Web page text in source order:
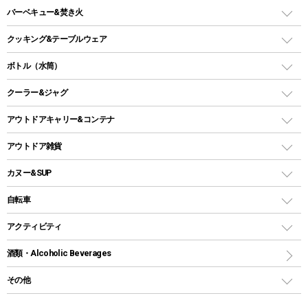
タープ
スクエアタープ（レクタタープ）
メッシュタープ
自立式タープ
パラソル
テントアクセサリー
ペグ
グランドシート
ガイドロープ
ツール
ガスランタン
オイルランタン
LEDライト
ヘッドライト
キャンドル
ガスバーナー
ガス缶
ガストーチ、ライター
バーベキュー&焚き火
バーベキューコンロ、グリル
焚き火台タイプ（ロースタイル）グリル
卓上タイプグリル
パーティータイプグリル
鉄板、アミ
焚き火台&ストーブ
火起こし
バーベキューツール
クッキング&テーブルウェア
ダッチオーブン
ホットサンドメーカー
クッカーセット
シェラカップ
クッキングツール
ナイフ
カトラリー
ボトル（水筒）
ステンレスボトル
コップ付きタイプ
ワンタッチタイプ
プラスチックボトル
ディズニーボトル
クーラー&ジャグ
クーラーボックス
クーラーバッグ
ウォータージャグ
保冷剤
アウトドアキャリー&コンテナ
アウトドアキャリー
アウトドア雑貨
バックパック&バッグ
リュック、バックパック
トートバッグ、サコッシュ
ショッピングキャリー
その他アウトドア雑貨
カヌー&SUP
インフレータブル
カヤック
パドル
自転車
折りたたみ自転車
スポーツサイクル
シティサイクル
アクティビティ
マリン
ラッシュガード
酒類・Alcoholic Beverages
その他